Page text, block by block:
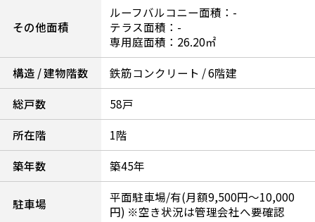
その他面積
ルーフバルコニー面積：-
テラス面積：-
専用庭面積：26.20㎡
構造 / 建物階数
鉄筋コンクリート / 6階建
総戸数
58戸
所在階
1階
築年数
築45年
駐車場
平面駐車場/有(月額9,500円～10,000
円) ※空き状況は管理会社へ要確認